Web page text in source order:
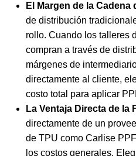
El Margen de la Cadena
de distribución
rollo. Cuando los talleres
compran a través de
márgenes de
directamente al cliente,
costo total para aplicar
La Ventaja Directa de la
directamente de un
de TPU como Carlise
los costos generales.